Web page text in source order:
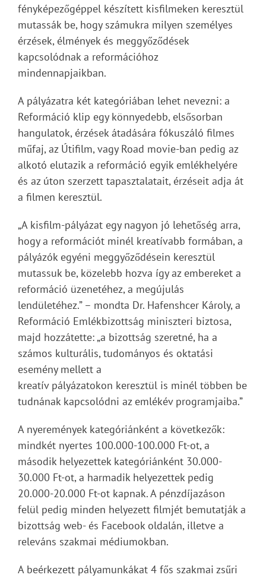
fényképezőgéppel készített kisfilmeken keresztül
mutassák be, hogy számukra milyen személyes
érzések, élmények és meggyőződések
kapcsolódnak a reformációhoz
mindennapjaikban.
A pályázatra két kategóriában lehet nevezni: a
Reformáció klip egy könnyedebb, elsősorban
hangulatok, érzések átadására fókuszáló filmes
műfaj, az Útifilm, vagy Road movie-ban pedig az
alkotó elutazik a reformáció egyik emlékhelyére
és az úton szerzett tapasztalatait, érzéseit adja át
a filmen keresztül.
„A kisfilm-pályázat egy nagyon jó lehetőség arra,
hogy a reformációt minél kreatívabb formában, a
pályázók egyéni meggyőződésein keresztül
mutassuk be, közelebb hozva így az embereket a
reformáció üzenetéhez, a megújulás
lendületéhez.” – mondta Dr. Hafenshcer Károly, a
Reformáció Emlékbizottság miniszteri biztosa,
majd hozzátette: „a bizottság szeretné, ha a
számos kulturális, tudományos és oktatási
esemény mellett a
kreatív pályázatokon keresztül is minél többen be
tudnának kapcsolódni az emlékév programjaiba.”
A nyeremények kategóriánként a következők:
mindkét nyertes 100.000-100.000 Ft-ot, a
második helyezettek kategóriánként 30.000-
30.000 Ft-ot, a harmadik helyezettek pedig
20.000-20.000 Ft-ot kapnak. A pénzdíjazáson
felül pedig minden helyezett filmjét bemutatják a
bizottság web- és Facebook oldalán, illetve a
releváns szakmai médiumokban.
A beérkezett pályamunkákat 4 fős szakmai zsűri